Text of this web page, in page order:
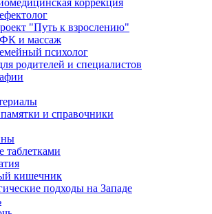
"Путь к взрослению"
и массаж
психолог
родителей и специалистов
и справочники
таблетками
кишечник
подходы на Западе